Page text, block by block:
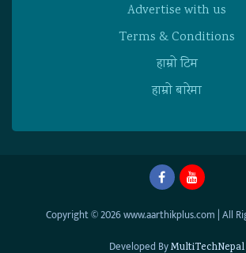
Advertise with us
Terms & Conditions
हाम्राे टिम
हाम्राे बारेमा
Copyright © 2026 www.aarthikplus.com | All
Developed ByMultiTechNepal